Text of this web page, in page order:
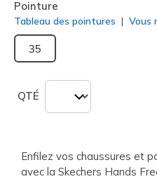
Pointure
Tableau des pointures Vous
35
QTÉ
Enfilez vos chaussures et
avec la Skechers Hands